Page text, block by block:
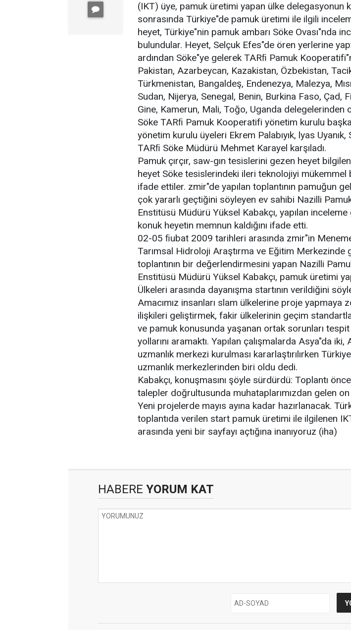
(IKT) üye, pamuk üretimi yapan ülke delegasyonun
sonrasında Türkiye"de pamuk üretimi ile ilgili
heyet, Türkiye"nin pamuk ambarı Söke Ovası"nda
bulundular. Heyet, Selçuk Efes"de ören yerlerine
ardından Söke"ye gelerek TARﬁ Pamuk
Pakistan, Azarbeycan, Kazakistan, Özbekistan,
Türkmenistan, Bangaldeş, Endenezya, Malezya,
Sudan, Nijerya, Senegal, Benin, Burkina Faso, Çad,
Gine, Kamerun, Mali, Toğo, Uganda delegelerinden
Söke TARﬁ Pamuk Kooperatifi yönetim kurulu
yönetim kurulu üyeleri Ekrem Palabıyık, lyas Uyanık,
TARﬁ Söke Müdürü Mehmet Karayel karşıladı.
Pamuk çırçır, saw-gın tesislerini gezen heyet
heyet Söke tesislerindeki ileri teknolojiyi mükemmel
ifade ettiler. zmir"de yapılan toplantının pamuğun
çok yararlı geçtiğini söyleyen ev sahibi Nazilli
Enstitüsü Müdürü Yüksel Kabakçı, yapılan
konuk heyetin memnun kaldığını ifade etti.
02-05 ﬁubat 2009 tarihleri arasında zmir"in
Tarımsal Hidroloji Araştırma ve Eğitim Merkezinde
toplantının bir değerlendirmesini yapan Nazilli
Enstitüsü Müdürü Yüksel Kabakçı, pamuk üretimi
Ülkeleri arasında dayanışma startının verildiğini
Amacımız insanları slam ülkelerine proje yapmaya
ilişkileri geliştirmek, fakir ülkelerinin geçim
ve pamuk konusunda yaşanan ortak sorunları
yollarını aramaktı. Yapılan çalışmalarda Asya"da iki,
uzmanlık merkezi kurulması kararlaştırılırken
uzmanlık merkezlerinden biri oldu dedi.
Kabakçı, konuşmasını şöyle sürdürdü: Toplantı
talepler doğrultusunda muhataplarımızdan gelen on
Yeni projelerde mayıs ayına kadar hazırlanacak.
toplantıda verilen start pamuk üretimi ile ilgilenen
arasında yeni bir sayfayı açtığına inanıyoruz (iha)
HABERE YORUM KAT